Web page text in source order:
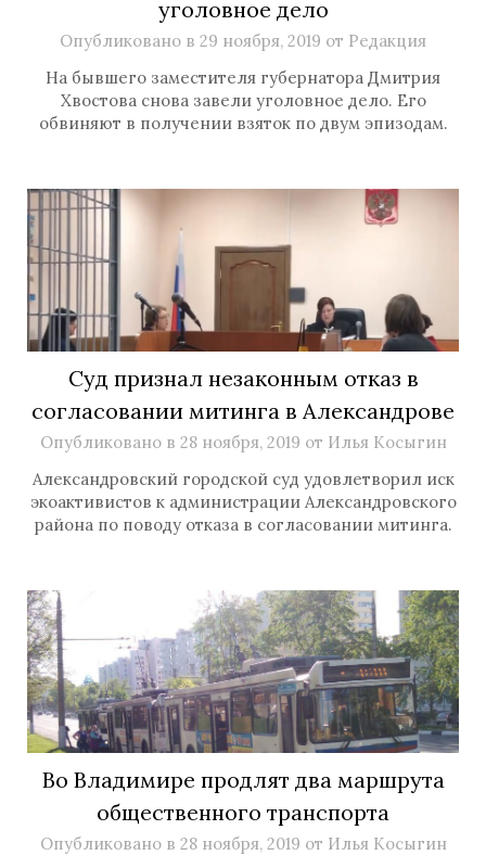
уголовное дело
Опубликовано в 29 ноября, 2019 от Редакция
На бывшего заместителя губернатора Дмитрия
Хвостова снова завели уголовное дело. Его
обвиняют в получении взяток по двум эпизодам.
Суд признал незаконным отказ в
согласовании митинга в Александрове
Опубликовано в 28 ноября, 2019 от Илья Косыгин
Александровский городской суд удовлетворил иск
экоактивистов к администрации Александровского
района по поводу отказа в согласовании митинга.
Во Владимире продлят два маршрута
общественного транспорта
Опубликовано в 28 ноября, 2019 от Илья Косыгин